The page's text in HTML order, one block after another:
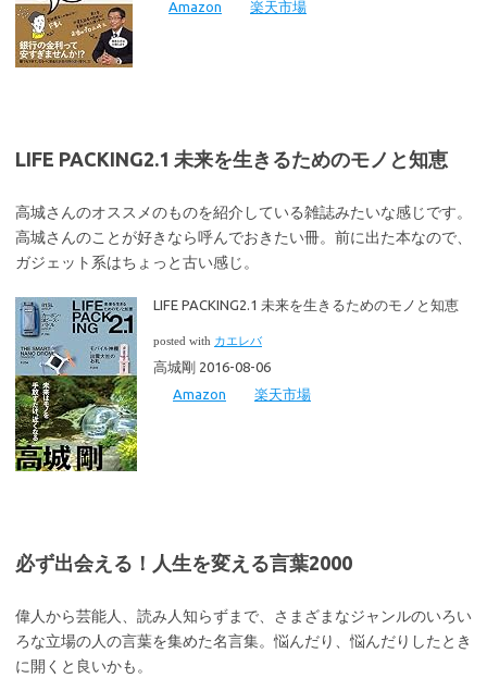
Amazon 楽天市場
LIFE PACKING2.1 未来を生きるためのモノと知恵
高城さんのオススメのものを紹介している雑誌みたいな感じです。
高城さんのことが好きなら呼んでおきたい冊。前に出た本なので、
ガジェット系はちょっと古い感じ。
LIFE PACKING2.1 未来を生きるためのモノと知恵
posted with カエレバ
高城剛 2016-08-06
Amazon
楽天市場
必ず出会える！人生を変える言葉2000
偉人から芸能人、読み人知らずまで、さまざまなジャンルのいろい
ろな立場の人の言葉を集めた名言集。悩んだり、悩んだりしたとき
に開くと良いかも。